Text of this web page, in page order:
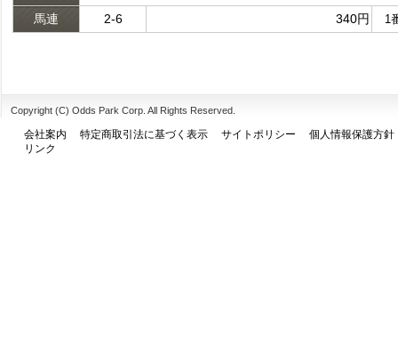
馬連
2-6 340円 1
Copyright (C) Odds Park Corp. All Rights Reserved.
会社案内 特定商取引法に基づく表示 サイトポリシー
個人情報保護方針
リンク